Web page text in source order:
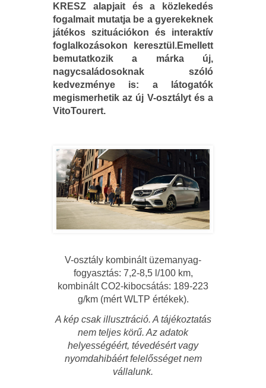
KRESZ alapjait és a közlekedés
fogalmait mutatja be a gyerekeknek
játékos szituációkon és interaktív
foglalkozásokon keresztül.Emellett
bemutatkozik a márka új,
nagycsaládosoknak szóló
kedvezménye is: a látogatók
megismerhetik az új V-osztályt és a
VitoTourert.
V-osztály kombinált üzemanyag-
fogyasztás: 7,2-8,5 l/100 km,
kombinált CO2-kibocsátás: 189-223
g/km (mért WLTP értékek).
A kép csak illusztráció. A tájékoztatás
nem teljes körű. Az adatok
helyességéért, tévedésért vagy
nyomdahibáért felelősséget nem
vállalunk.